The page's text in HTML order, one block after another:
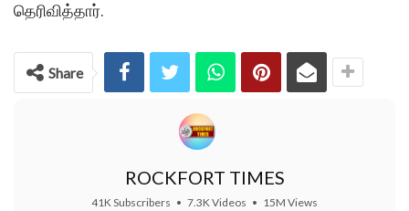
தெரிவித்தார்.
Share
ROCKFORT TIMES
41K Subscribers • 7.3K Videos • 15M Views